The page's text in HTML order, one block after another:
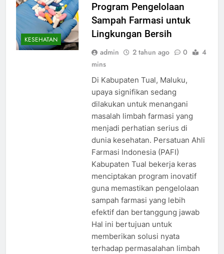
KESEHATAN
Program Pengelolaan
Sampah Farmasi untuk
Lingkungan Bersih
admin 2 tahun ago 0
4
mins
Di Kabupaten Tual, Maluku,
upaya signifikan sedang
dilakukan untuk menangani
masalah limbah farmasi yang
menjadi perhatian serius di
dunia kesehatan. Persatuan Ahli
Farmasi Indonesia (PAFI)
Kabupaten Tual bekerja keras
menciptakan program inovatif
guna memastikan pengelolaan
sampah farmasi yang lebih
efektif dan bertanggung jawab
Hal ini bertujuan untuk
memberikan solusi nyata
terhadap permasalahan limbah